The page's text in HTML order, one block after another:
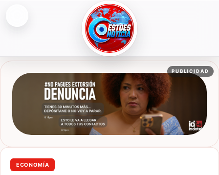
ESTOESNOTICIA|NOTICIAS
PUBLICIDAD
ECONOMÍA